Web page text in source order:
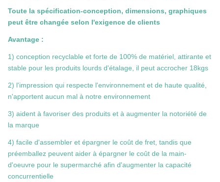
Toute la spécification-conception, dimensions, graphiques
peut être changée selon l'exigence de clients
Avantage :
1) conception recyclable et forte de 100% de matériel, attirante et
stable pour les produits lourds d'étalage, il peut accrocher 18kgs
2) l'impression qui respecte l'environnement et de haute qualité,
n'apportent aucun mal à notre environnement
3) aident à favoriser des produits et à augmenter la notoriété de
la marque
4) facile d'assembler et épargner le coût de fret, tandis que
préemballez peuvent aider à épargner le coût de la main-
d'oeuvre pour le supermarché afin d'augmenter la capacité
concurrentielle